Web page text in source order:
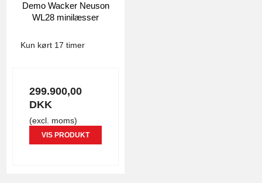
Demo Wacker Neuson
WL28 minilæsser
Kun kørt 17 timer
299.900,00
DKK
(excl. moms)
VIS PRODUKT